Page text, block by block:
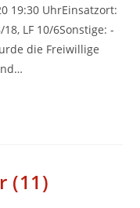
19:30 UhrEinsatzort:
LF 10/6Sonstige: -
die Freiwillige
(11)